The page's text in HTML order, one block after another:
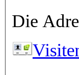
Die